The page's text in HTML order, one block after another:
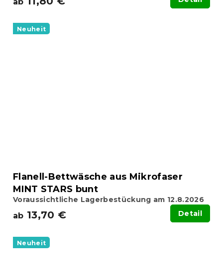
Neuheit
Flanell-Bettwäsche aus Mikrofaser
MINT STARS bunt
Voraussichtliche Lagerbestückung am 12.8.2026
ab 13,70 € Detail
Neuheit